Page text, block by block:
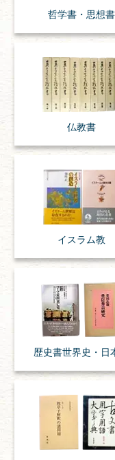
哲学書・思想書
仏教書
イスラム教
歴史書世界史・ 日